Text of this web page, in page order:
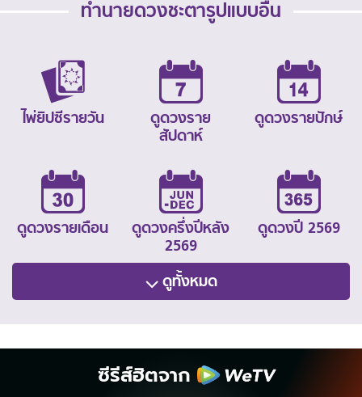
ทำนายดวงชะตารูปแบบอื่น
ไพ่ยิปซีรายวัน
ดูดวงราย
สัปดาห์
ดูดวงรายปักษ์
ดูดวงรายเดือน
ดูดวงครึ่งปีหลัง
2569
ดูดวงปี 2569
ดูทั้งหมด
ซีรีส์ฮิตจาก